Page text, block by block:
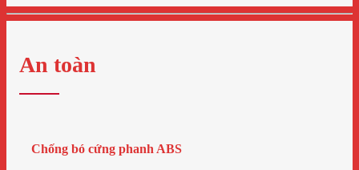
An toàn
Chống bó cứng phanh ABS